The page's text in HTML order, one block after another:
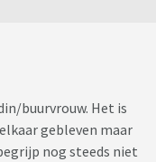
buurvrouw. Het is
gebleven maar
nog steeds niet